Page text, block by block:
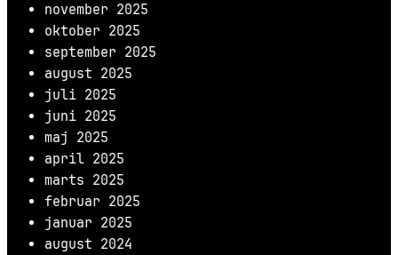
november 2025
oktober 2025
september 2025
august 2025
juli 2025
juni 2025
maj 2025
april 2025
marts 2025
februar 2025
januar 2025
august 2024